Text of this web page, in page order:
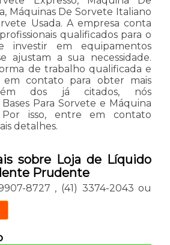
Máquinas De Sorvete Italiano
Usada. A empresa conta
qualificados para o
investir em equipamentos
ajustam a sua necessidade.
de trabalho qualificada e
contato para obter mais
dos já citados, nós
Para Sorvete e Máquina
isso, entre em contato
detalhes.
sobre Loja de Líquido
Prudente
8727 , (41) 3374-2043 ou